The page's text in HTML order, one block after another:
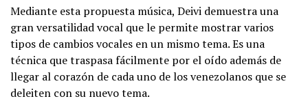
Mediante esta propuesta música, Deivi demuestra una
gran versatilidad vocal que le permite mostrar varios
tipos de cambios vocales en un mismo tema. Es una
técnica que traspasa fácilmente por el oído además de
llegar al corazón de cada uno de los venezolanos que se
deleiten con su nuevo tema.